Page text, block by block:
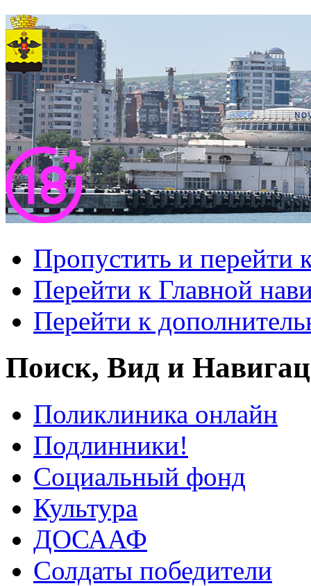
Пропустить и перейти
Перейти к Главной
Перейти к
Поиск, Вид и
Поликлиника онлайн
Подлинники!
Социальный фонд
Культура
ДОСААФ
Солдаты победители